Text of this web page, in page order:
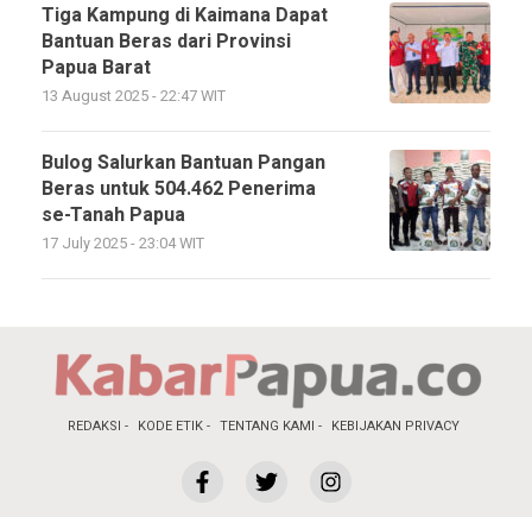
Tiga Kampung di Kaimana Dapat
Bantuan Beras dari Provinsi
Papua Barat
13 August 2025 - 22:47 WIT
Bulog Salurkan Bantuan Pangan
Beras untuk 504.462 Penerima
se-Tanah Papua
17 July 2025 - 23:04 WIT
REDAKSI KODE ETIK TENTANG KAMI KEBIJAKAN PRIVACY